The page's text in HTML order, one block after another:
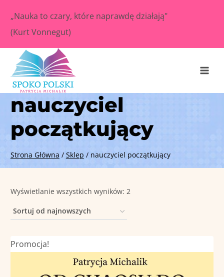
treści
„Nauka to czary, które naprawdę działają"
(Kurt Vonnegut)
nauczyciel
początkujący
Strona Główna / Sklep / nauczyciel początkujący
Wyświetlanie wszystkich wyników: 2Posortowane
Promocja!